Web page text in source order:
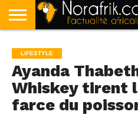
POLITIQUE
SOCIÉTÉ
ECONOMIE
SPORT
LIFESTYLE
LIFESTYLE
Ayanda
Whiskey tirent
farce du